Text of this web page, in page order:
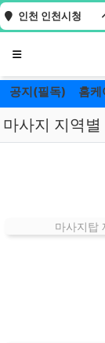
인천 인천시청
메뉴
공지(필독) 홈케
마사지 지역
시
마사지탑